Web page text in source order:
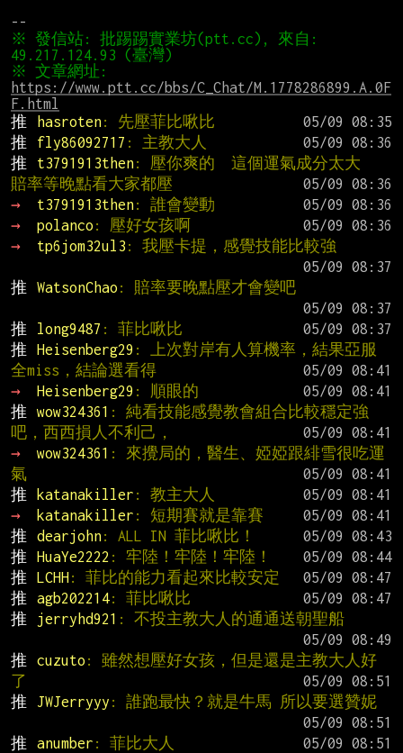
※ 發信站: 批踢踢實業坊(ptt.cc), 來自:
https://www.ptt.cc/bbs/C_Chat/M.1778286899.A.0F
F.html
推
hasroten: 先壓菲比啾比
推
fly86092717 : 主教大人
推
t3791913then: 壓你爽的  這個運氣成分太大
賠率等晚點看大家都壓
→
t3791913then: 誰會變動
→
polanco : 壓好女孩啊
→
tp6jom32ul3 : 我壓卡提，感覺技能比較強
推
WatsonChao : 賠率要晚點壓才會變吧
推
long9487 : 菲比啾比
推
Heisenberg29 : 上次對岸有人算機率，結果亞服
全miss，結論選看得
→
Heisenberg29 : 順眼的
推
wow324361 : 純看技能感覺教會組合比較穩定強
吧，西西損人不利己，
→
wow324361 : 來攪局的，醫生、婭婭跟緋雪很吃運
氣
推
katanakiller : 教主大人
→
katanakiller : 短期賽就是靠賽
推
dearjohn: ALL IN 菲比啾比！
推
HuaYe2222 : 牢陸！牢陸！牢陸！
推
LCHH: 菲比的能力看起來比較安定
推
agb202214: 菲比啾比
推
jerryhd921 : 不投主教大人的通通送朝聖船
推
cuzuto : 雖然想壓好女孩，但是還是主教大人好
了
推
JWJerryyy : 誰跑最快？就是牛馬 所以要選贊妮
推
anumber : 菲比大人